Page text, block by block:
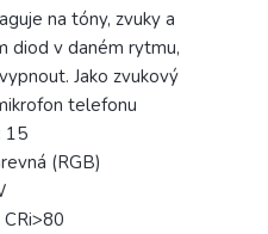
na tóny, zvuky a
diod v daném rytmu,
Jako zvukový
telefonu
15
(RGB)